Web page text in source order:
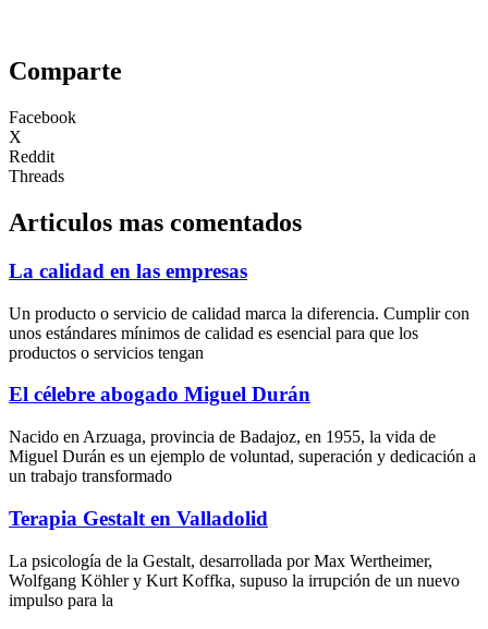
Comparte
Facebook
X
Reddit
Threads
Articulos mas comentados
La calidad en las empresas
Un producto o servicio de calidad marca la diferencia. Cumplir con
unos estándares mínimos de calidad es esencial para que los
productos o servicios tengan
El célebre abogado Miguel Durán
Nacido en Arzuaga, provincia de Badajoz, en 1955, la vida de
Miguel Durán es un ejemplo de voluntad, superación y dedicación a
un trabajo transformado
Terapia Gestalt en Valladolid
La psicología de la Gestalt, desarrollada por Max Wertheimer,
Wolfgang Köhler y Kurt Koffka, supuso la irrupción de un nuevo
impulso para la